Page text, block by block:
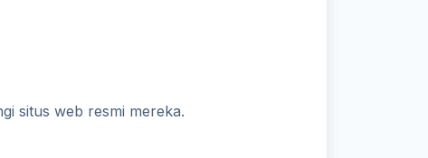
situs web resmi mereka.